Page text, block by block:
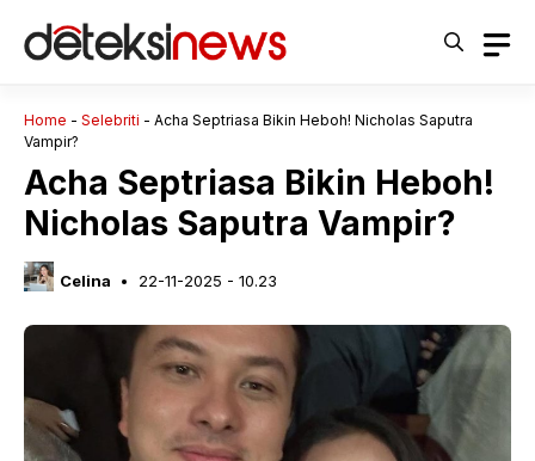
Home - Selebriti - Acha Septriasa Bikin Heboh! Nicholas Saputra
Vampir?
Acha Septriasa Bikin Heboh!
Nicholas Saputra Vampir?
Celina 22-11-2025 - 10.23